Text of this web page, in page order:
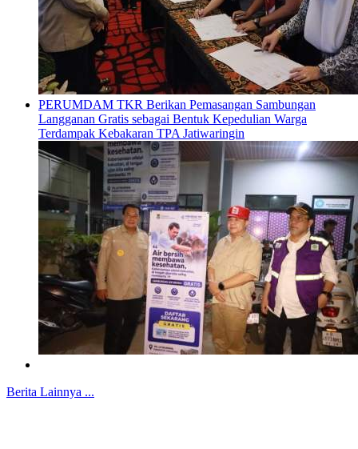
PERUMDAM TKR Berikan Pemasangan Sambungan
Langganan Gratis sebagai Bentuk Kepedulian Warga
Terdampak Kebakaran TPA Jatiwaringin
Berita Lainnya ...